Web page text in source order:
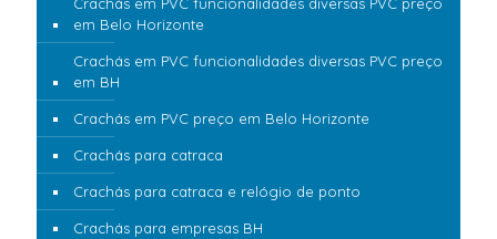
em Belo Horizonte
Crachás em PVC funcionalidades diversas PVC preço
em BH
Crachás em PVC preço em Belo Horizonte
Crachás para catraca
Crachás para catraca e relógio de ponto
Crachás para empresas BH